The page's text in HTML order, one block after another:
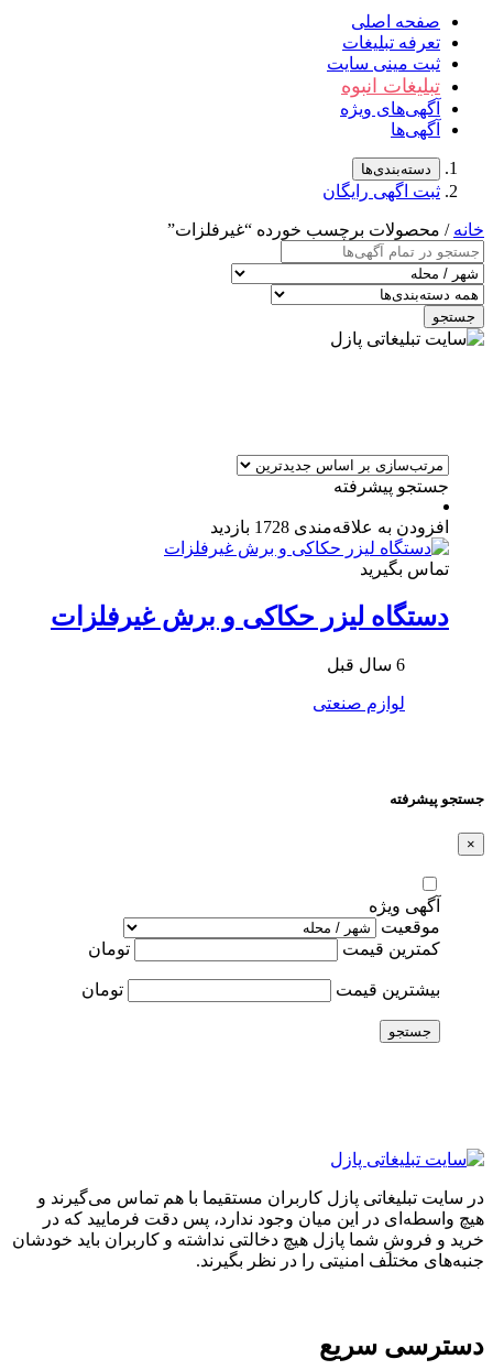
صفحه اصلی
تعرفه تبلیغات
ثبت مینی سایت
تبلیغات انبوه
آگهی‌های ویژه
آگهی‌ها
دسته‌بندی‌ها
ثبت اگهی رایگان
خانه / محصولات برچسب خورده “غیرفلزات”
جستجو
جستجو پیشرفته
افزودن به علاقه‌مندی 1728 بازدید
تماس بگیرید
دستگاه لیزر حکاکی و برش غیرفلزات
6 سال قبل
لوازم صنعتی
جستجو پیشرفته
×
آگهی ویژه
موقعیت
کمترین قیمت
تومان
بیشترین قیمت تومان
جستجو
در سایت تبلیغاتی پازل کاربران مستقیما با هم تماس می‌گیرند و
هیچ واسطه‌ای در این میان وجود ندارد، پس دقت فرمایید که در
خرید و فروشِ شما پازل هیچ دخالتی نداشته و کاربران باید خودشان
جنبه‌های مختلف امنیتی را در نظر بگیرند.
دسترسی سریع